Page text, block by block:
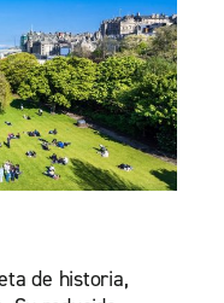
de historia,